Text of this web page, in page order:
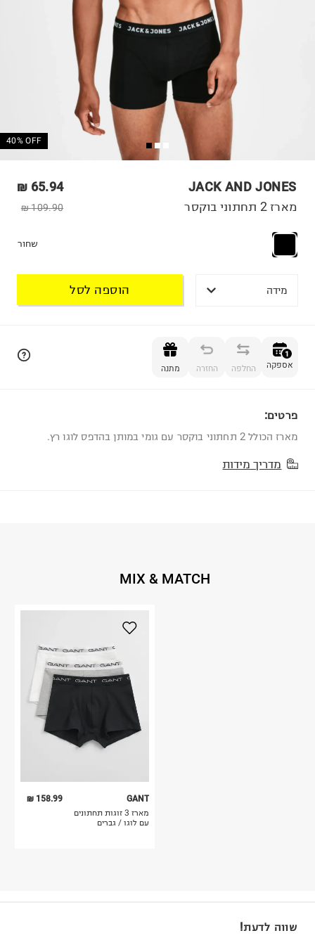
40% OFF
JACK AND JONES
65.94 ₪
109.90 ₪ מארז 2 תחתוני בוקסר
שחור
מידה הוספה לסל
1
אספקה החלפה החזרה מתנה
פרטים:
מארז הכולל 2 תחתוני בוקסר עם גומי במותן בהדפס לוגו רץ.
מדריך מידות
MIX & MATCH
158.99 ₪
GANT
מארז 3 זוגות תחתונים
עם לוגו / גברים
שווה לדעת!